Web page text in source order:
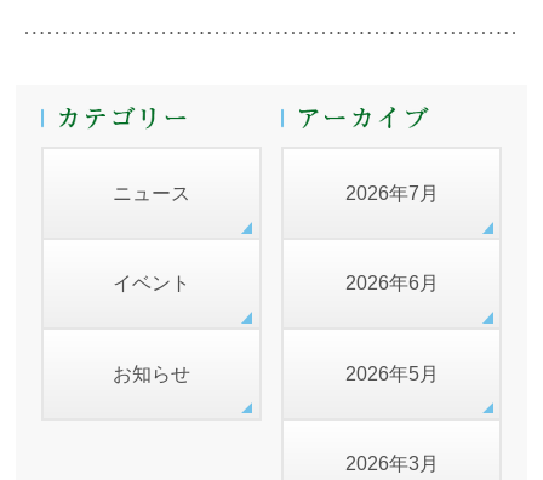
ニュース
イベント
お知らせ
2026年7月
2026年6月
2026年5月
2026年3月